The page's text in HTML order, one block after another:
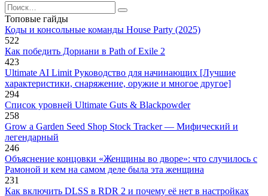
Search
for:
Топовые гайды
Коды и консольные команды House Party (2025)
522
Как победить Дориани в Path of Exile 2
423
Ultimate AI Limit Руководство для начинающих [Лучшие
характеристики, снаряжение, оружие и многое другое]
294
Список уровней Ultimate Guts & Blackpowder
258
Grow a Garden Seed Shop Stock Tracker — Мифический и
легендарный
246
Объяснение концовки «Женщины во дворе»: что случилось с
Рамоной и кем на самом деле была эта женщина
231
Как включить DLSS в RDR 2 и почему её нет в настройках